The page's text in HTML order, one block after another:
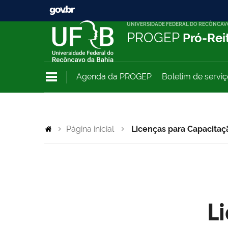
UNIVERSIDADE FEDERAL DO
PROGEP Pró-
Agenda da PROGEP Boletim de
Página inicial Licenças para